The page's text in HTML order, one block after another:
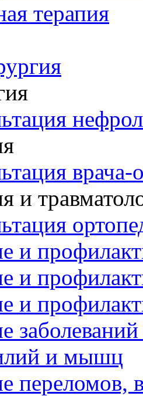
терапия
врача-
и
и
и
и
и мышц
переломов,